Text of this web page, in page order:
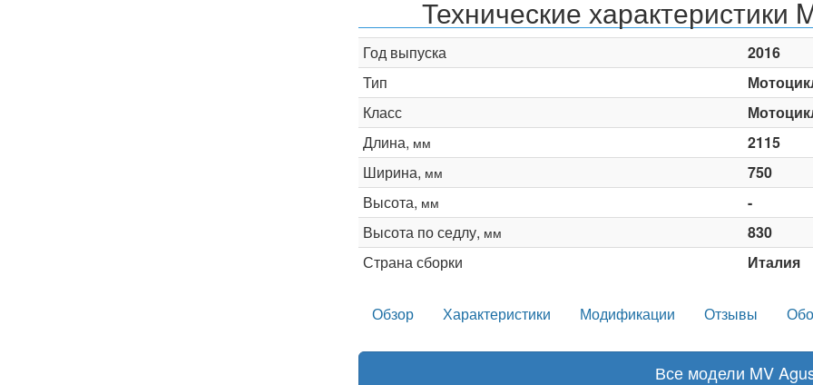
Технические характеристики
Год выпуска
2016
Тип
Класс
Длина, мм
2115
Ширина, мм
750
Высота, мм
-
Высота по седлу, мм
830
Страна сборки
Италия
Обзор Характеристики Модификации Отзывы
Все модели MV